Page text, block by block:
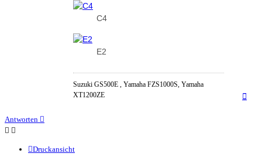
C4
E2
Suzuki GS500E , Yamaha FZS1000S, Yamaha
XT1200ZE
Antworten
Druckansicht